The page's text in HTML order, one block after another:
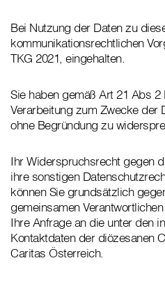
Bei Nutzung der Daten zu
kommunikationsrechtlichen
TKG 2021, eingehalten.
Sie haben gemäß Art 21 Abs
Verarbeitung zum Zwecke der
ohne Begründung zu
Ihr Widerspruchsrecht gegen
ihre sonstigen
können Sie grundsätzlich
gemeinsamen
Ihre Anfrage an die unter den
Kontaktdaten der diözesanen
Caritas Österreich.